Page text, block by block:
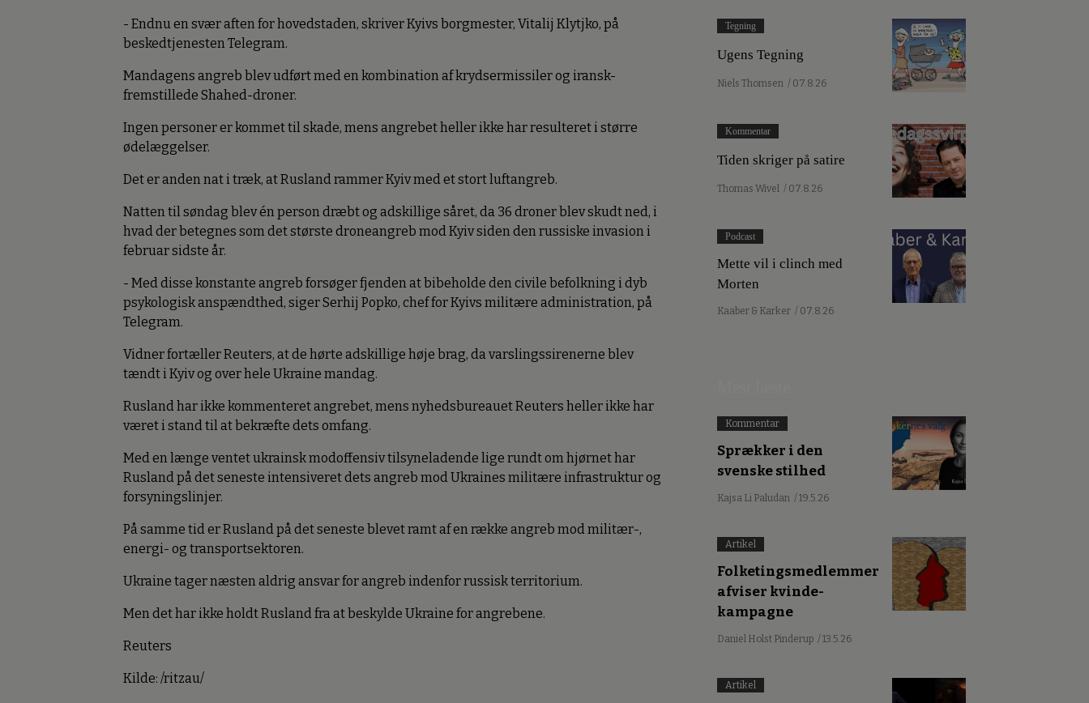
- Endnu en svær aften for hovedstaden, skriver Kyivs borgmester, Vitalij Klytjko, på
beskedtjenesten Telegram.
Mandagens angreb blev udført med en kombination af krydsermissiler og iransk-
fremstillede Shahed-droner.
Ingen personer er kommet til skade, mens angrebet heller ikke har resulteret i større
ødelæggelser.
Det er anden nat i træk, at Rusland rammer Kyiv med et stort luftangreb.
Natten til søndag blev én person dræbt og adskillige såret, da 36 droner blev skudt ned, i
hvad der betegnes som det største droneangreb mod Kyiv siden den russiske invasion i
februar sidste år.
- Med disse konstante angreb forsøger fjenden at bibeholde den civile befolkning i dyb
psykologisk anspændthed, siger Serhij Popko, chef for Kyivs militære administration, på
Telegram.
Vidner fortæller Reuters, at de hørte adskillige høje brag, da varslingssirenerne blev
tændt i Kyiv og over hele Ukraine mandag.
Rusland har ikke kommenteret angrebet, mens nyhedsbureauet Reuters heller ikke har
været i stand til at bekræfte dets omfang.
Med en længe ventet ukrainsk modoffensiv tilsyneladende lige rundt om hjørnet har
Rusland på det seneste intensiveret dets angreb mod Ukraines militære infrastruktur og
forsyningslinjer.
På samme tid er Rusland på det seneste blevet ramt af en række angreb mod militær-,
energi- og transportsektoren.
Ukraine tager næsten aldrig ansvar for angreb indenfor russisk territorium.
Men det har ikke holdt Rusland fra at beskylde Ukraine for angrebene.
Reuters
Kilde: /ritzau/
Tegning
Ugens Tegning
Niels Thomsen / 07.8.26
Kommentar
Tiden skriger på satire
Thomas Wivel / 07.8.26
Podcast
Mette vil i clinch med
Morten
Kaaber & Karker / 07.8.26
Kommentar
Sprækker i den
svenske stilhed
Kajsa Li Paludan / 19.5.26
Artikel
Folketingsmedlemmer
afviser kvinde-
kampagne
Daniel Holst Pinderup / 13.5.26
Artikel